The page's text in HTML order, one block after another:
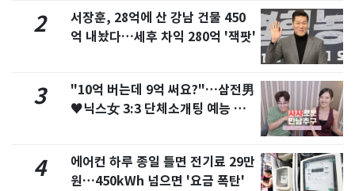
2
서장훈, 28억에 산 강남 건물 450
억 내놨다…세후 차익 280억 '잭팟'
3
"10억 버는데 9억 써요?"…삼전男
♥닉스女 3:3 단체소개팅 예능 화
4
에어컨 하루 종일 틀면 전기료 29만
원…450kWh 넘으면 '요금 폭탄'